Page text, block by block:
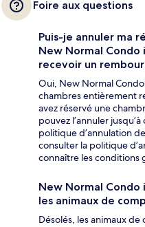
Foire aux questions
Puis-je annuler ma
New Normal Condo
recevoir un
Oui, New Normal
chambres entièrement
avez réservé une
pouvez l’annuler
politique d’annulation
consulter la politique
connaître les conditions
New Normal Condo
les animaux de
Désolés, les animaux